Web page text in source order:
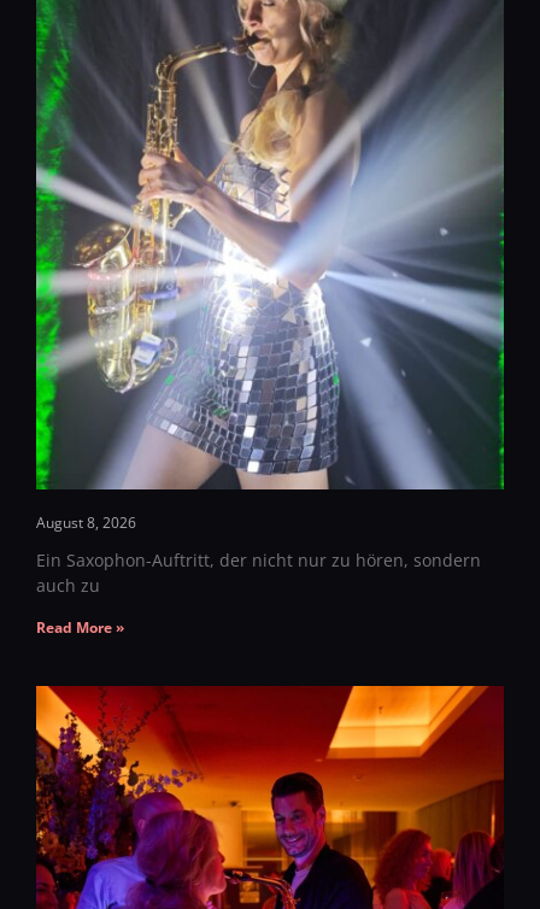
August 8, 2026
Ein Saxophon-Auftritt, der nicht nur zu hören, sondern
auch zu
Read More »